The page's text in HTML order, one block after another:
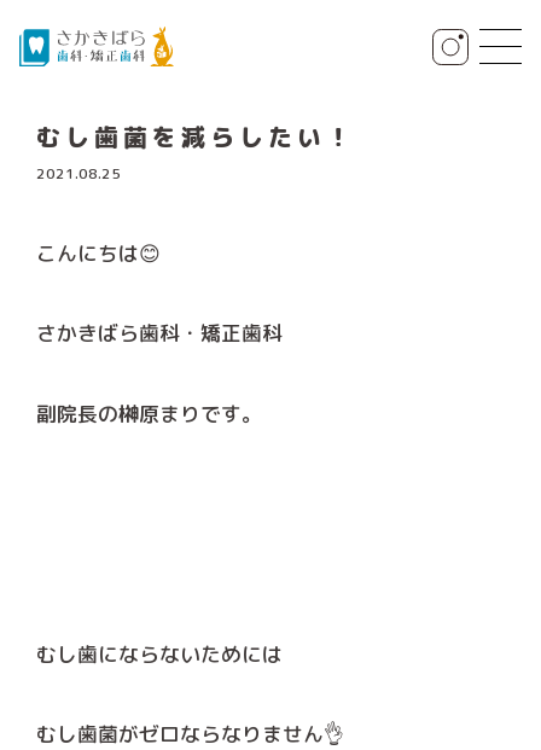
むし歯菌を減らしたい！
2021.08.25
こんにちは😊
さかきばら歯科・矯正歯科
副院長の榊原まりです。
むし歯にならないためには
むし歯菌がゼロならなりません👌